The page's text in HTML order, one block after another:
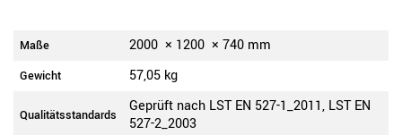
Maße 2000 × 1200 × 740 mm
Gewicht 57,05 kg
Qualitätsstandards
Geprüft nach LST EN 527-1_2011, LST EN
527-2_2003